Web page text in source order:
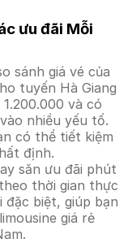
ưu đãi Mỗi
sánh giá vé của
tuyến Hà Giang
và có
nhiều yếu tố.
có thể tiết kiệm
định.
săn ưu đãi phút
thời gian thực
biệt, giúp bạn
giá rẻ